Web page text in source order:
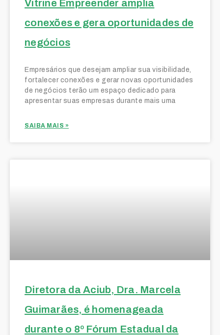
Vitrine Empreender amplia
conexões e gera oportunidades de
negócios
Empresários que desejam ampliar sua visibilidade,
fortalecer conexões e gerar novas oportunidades
de negócios terão um espaço dedicado para
apresentar suas empresas durante mais uma
SAIBA MAIS »
Diretora da Aciub, Dra. Marcela
Guimarães, é homenageada
durante o 8º Fórum Estadual da